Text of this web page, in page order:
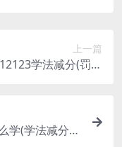
上一篇
学法减分(罚款
学(学法减分题